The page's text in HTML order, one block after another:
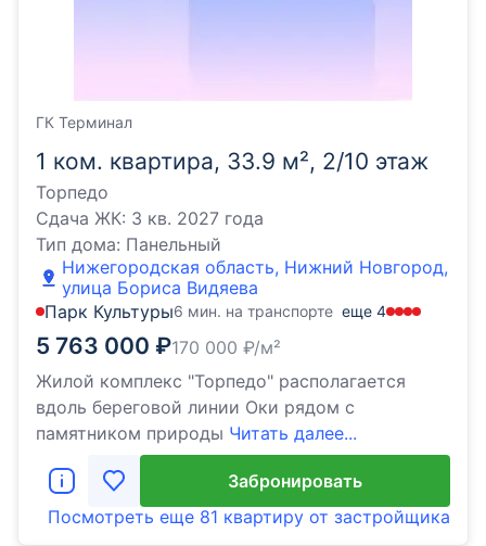
1 ком. квартира, 33.9 м², 2/10 этаж
Торпедо
Сдача ЖК: 3 кв. 2027 года
Тип дома: Панельный
Нижегородская область, Нижний Новгород,
улица Бориса Видяева
Парк Культуры6 мин. на транспорте еще 4
5 763 000 ₽170 000 ₽/м²
Жилой комплекс "Торпедо" располагается
вдоль береговой линии Оки рядом с
памятником природы Читать далее...
ГК Терминал
Забронировать
Посмотреть еще 81 квартиру от застройщика